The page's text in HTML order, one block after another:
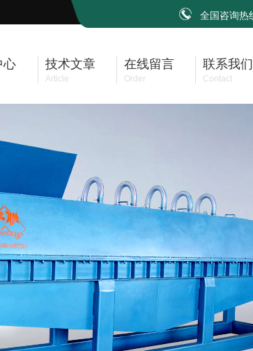
全国咨询热
心 技术文章
Article
在线留言
Order
联系我们
Contact